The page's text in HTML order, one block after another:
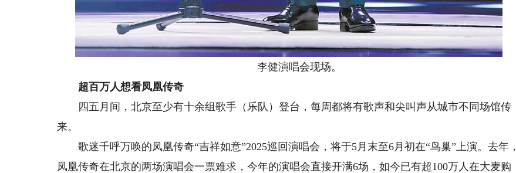
李健演唱会现场。
超百万人想看凤凰传奇
四五月间，北京至少有十余组歌手（乐队）登台，每周都将有歌声和尖叫声从城市不同场馆传
来。
歌迷千呼万唤的凤凰传奇“吉祥如意”2025巡回演唱会，将于5月末至6月初在“鸟巢”上演。去年，
凤凰传奇在北京的两场演唱会一票难求，今年的演唱会直接开满6场，如今已有超100万人在大麦购